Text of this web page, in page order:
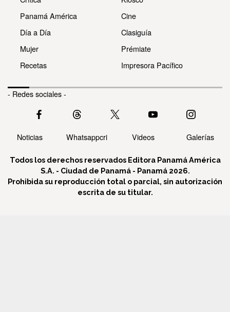
Panamá América
Día a Día
Mujer
Recetas
Cine
Clasiguía
Prémiate
Impresora Pacífico
- Redes sociales -
Noticias Whatsappcri Videos Galerías
Todos los derechos reservados Editora Panamá América
S.A. - Ciudad de Panamá - Panamá 2026.
Prohibida su reproducción total o parcial, sin autorización
escrita de su titular.